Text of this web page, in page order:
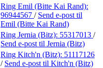
Ring Emil (Bitte Kai Rand):
96944567 / Send e-post til
Emil (Bitte Kai Rand)
Ring Jernia (Bitz): 55317013 /
Send e-post til Jernia (Bitz)
Ring Kitch'n (Bitz): 51117126
/ Send e-post til Kitch'n (Bitz)